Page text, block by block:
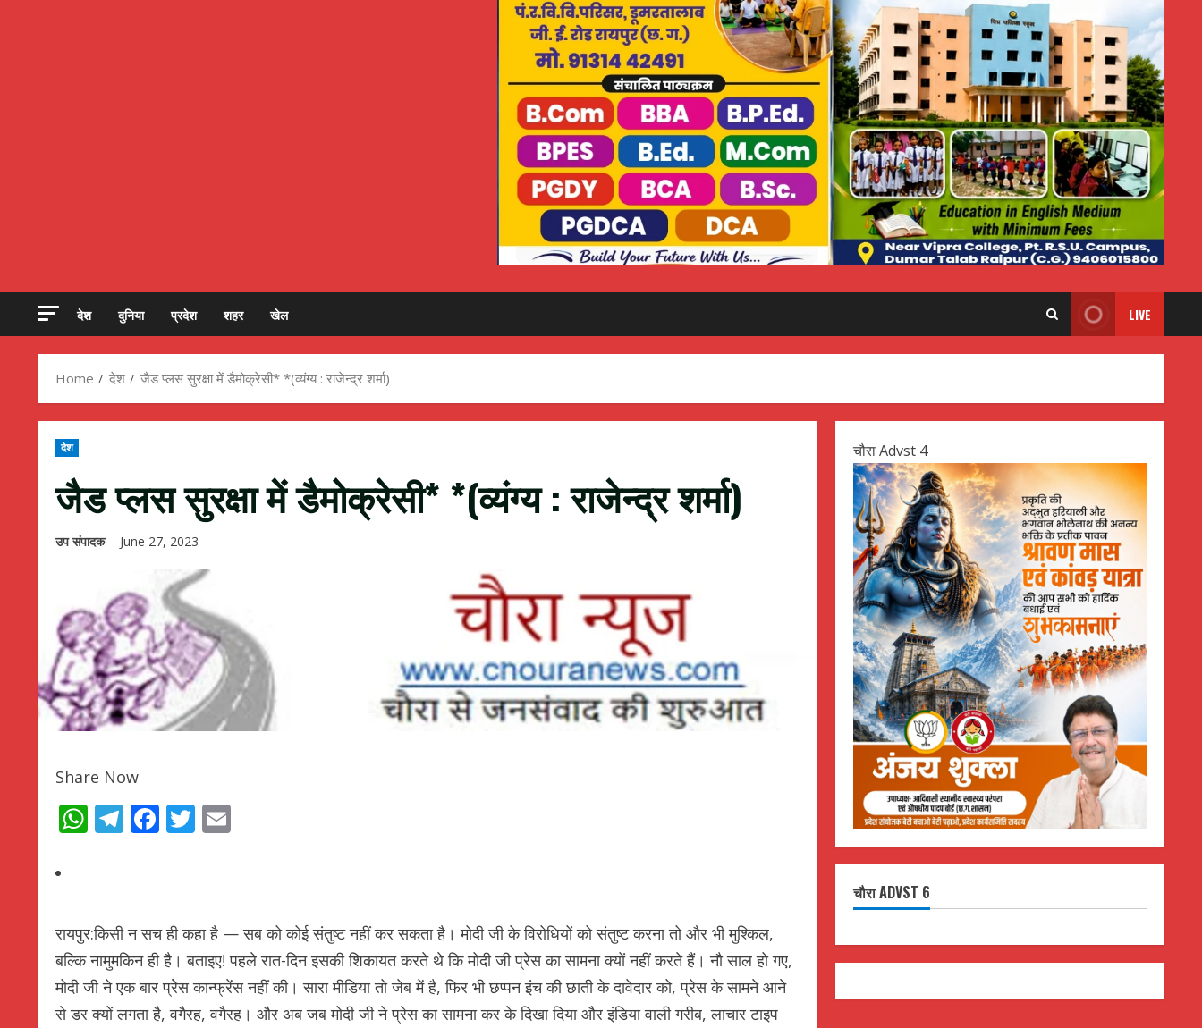
देश दुनिया प्रदेश शहर खेल LIVE
Home देश जैड प्लस सुरक्षा में डैमोक्रेसी* *(व्यंग्य : राजेन्द्र शर्मा)
देश
जैड प्लस सुरक्षा में डैमोक्रेसी* *(व्यंग्य : राजेन्द्र शर्मा)
उप संपादक June 27, 2023
Share Now
WhatsApp
Telegram
Facebook
Twitter
रायपुर:किसी न सच ही कहा है — सब को कोई संतुष्ट नहीं कर सकता है। मोदी जी के विरोधियों को संतुष्ट करना तो और भी मुश्किल,
बल्कि नामुमकिन ही है। बताइए! पहले रात-दिन इसकी शिकायत करते थे कि मोदी जी प्रेस का सामना क्यों नहीं करते हैं। नौ साल हो गए,
मोदी जी ने एक बार प्रेेस कान्फ्रेंस नहीं की। सारा मीडिया तो जेब में है, फिर भी छप्पन इंच की छाती के दावेदार को, प्रेस के सामने आने
से डर क्यों लगता है, वगैरह, वगैरह। और अब जब मोदी जी ने प्रेस का सामना कर के दिखा दिया और इंडिया वाली गरीब, लाचार टाइप
चौरा Advst 4
चौरा ADVST 6